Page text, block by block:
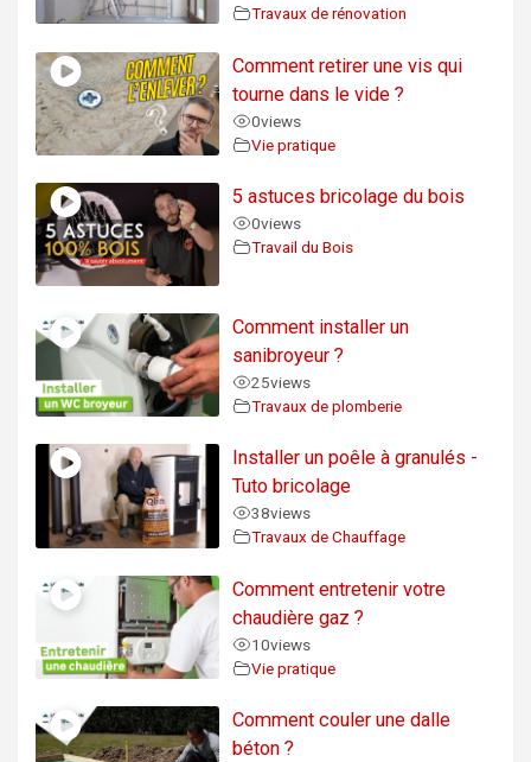
Travaux de rénovation
Comment retirer une vis qui
tourne dans le vide ?
0views
Vie pratique
5 astuces bricolage du bois
0views
Travail du Bois
Comment installer un
sanibroyeur ?
25views
Travaux de plomberie
Installer un poêle à granulés -
Tuto bricolage
38views
Travaux de Chauffage
Comment entretenir votre
chaudière gaz ?
10views
Vie pratique
Comment couler une dalle
béton ?